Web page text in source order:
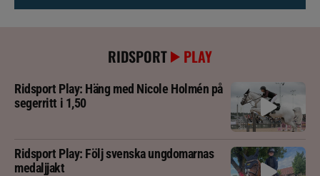
RIDSPORT PLAY
Ridsport Play: Häng med Nicole Holmén på
segerritt i 1,50
Ridsport Play: Följ svenska ungdomarnas
medaljjakt